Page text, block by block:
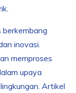
berkembang
inovasi.
memproses
upaya
Artikel